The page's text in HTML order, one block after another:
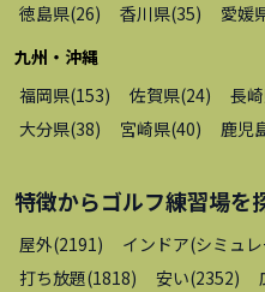
徳島県(26) 香川県(35) 愛媛
九州・沖縄
福岡県(153) 佐賀県(24) 長
大分県(38) 宮崎県(40) 鹿児
特徴からゴルフ練習場を
屋外(2191) インドア(シミュ
打ち放題(1818) 安い(2352)